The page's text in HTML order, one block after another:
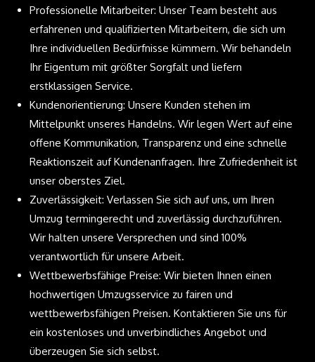
Professionelle Mitarbeiter: Unser Team besteht aus
erfahrenen und qualifizierten Mitarbeitern, die sich um
Ihre individuellen Bedürfnisse kümmern. Wir behandeln
Ihr Eigentum mit größter Sorgfalt und liefern
erstklassigen Service.
Kundenorientierung: Unsere Kunden stehen im
Mittelpunkt unseres Handelns. Wir legen Wert auf eine
offene Kommunikation, Transparenz und eine schnelle
Reaktionszeit auf Kundenanfragen. Ihre Zufriedenheit ist
unser oberstes Ziel.
Zuverlässigkeit: Verlassen Sie sich auf uns, um Ihren
Umzug termingerecht und zuverlässig durchzuführen.
Wir halten unsere Versprechen und sind 100%
verantwortlich für unsere Arbeit.
Wettbewerbsfähige Preise: Wir bieten Ihnen einen
hochwertigen Umzugsservice zu fairen und
wettbewerbsfähigen Preisen. Kontaktieren Sie uns für
ein kostenloses und unverbindliches Angebot und
überzeugen Sie sich selbst.